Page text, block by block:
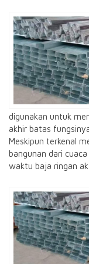
digunakan untuk
akhir batas
Meskipun terkenal
bangunan dari
waktu baja ringan